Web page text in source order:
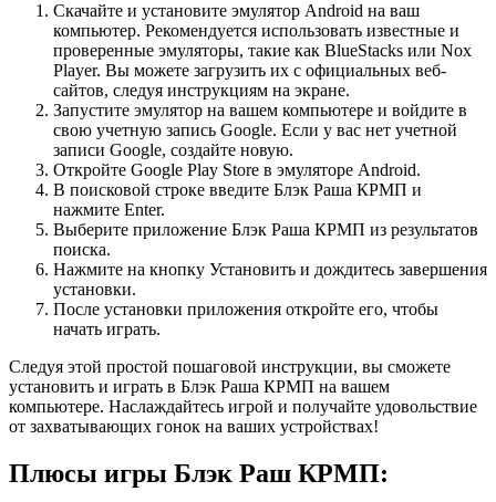
Скачайте и установите эмулятор Android на ваш
компьютер. Рекомендуется использовать известные и
проверенные эмуляторы, такие как BlueStacks или Nox
Player. Вы можете загрузить их с официальных веб-
сайтов, следуя инструкциям на экране.
Запустите эмулятор на вашем компьютере и войдите в
свою учетную запись Google. Если у вас нет учетной
записи Google, создайте новую.
Откройте Google Play Store в эмуляторе Android.
В поисковой строке введите Блэк Раша КРМП и
нажмите Enter.
Выберите приложение Блэк Раша КРМП из результатов
поиска.
Нажмите на кнопку Установить и дождитесь завершения
установки.
После установки приложения откройте его, чтобы
начать играть.
Следуя этой простой пошаговой инструкции, вы сможете
установить и играть в Блэк Раша КРМП на вашем
компьютере. Наслаждайтесь игрой и получайте удовольствие
от захватывающих гонок на ваших устройствах!
Плюсы игры Блэк Раш КРМП: